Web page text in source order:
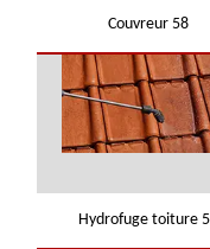
Couvreur 58
Hydrofuge toiture